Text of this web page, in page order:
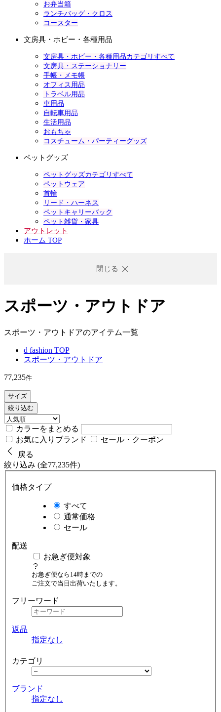
お弁当箱
ランチバッグ・クロス
コースター
文房具・ホビー・各種用品
文房具・ホビー・各種用品カテゴリすべて
文房具・ステーショナリー
手帳・メモ帳
オフィス用品
トラベル用品
車用品
自転車用品
生活用品
おもちゃ
コスチューム・パーティーグッズ
ペットグッズ
ペットグッズカテゴリすべて
ペットウェア
首輪
リード・ハーネス
ペットキャリーバック
ペット雑貨・家具
アウトレット
ホーム TOP
閉じる
スポーツ・アウトドア
スポーツ・アウトドアのアイテム一覧
d fashion TOP
スポーツ・アウトドア
77,235件
サイズ
絞り込む
カラーをまとめる
お気に入りブランド
セール・クーポン
戻る
絞り込み (全77,235件)
価格タイプ
すべて
通常価格
セール
配送
お急ぎ便対象
お急ぎ便なら14時までの
ご注文で当日出荷いたします。
フリーワード
返品
指定なし
カテゴリ
ブランド
指定なし